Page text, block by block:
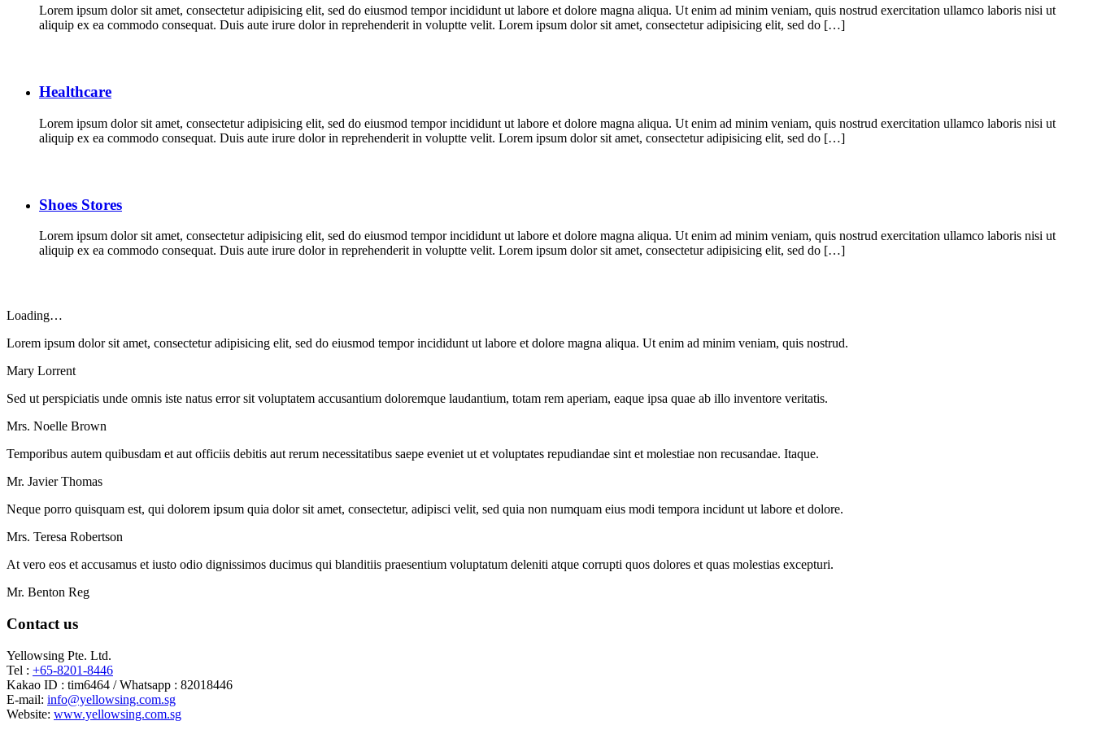
Lorem ipsum dolor sit amet, consectetur adipisicing elit, sed do eiusmod tempor incididunt ut labore et dolore magna aliqua. Ut enim ad minim veniam, quis nostrud exercitation ullamco laboris nisi ut
aliquip ex ea commodo consequat. Duis aute irure dolor in reprehenderit in voluptte velit. Lorem ipsum dolor sit amet, consectetur adipisicing elit, sed do […]
Healthcare
Lorem ipsum dolor sit amet, consectetur adipisicing elit, sed do eiusmod tempor incididunt ut labore et dolore magna aliqua. Ut enim ad minim veniam, quis nostrud exercitation ullamco laboris nisi ut
aliquip ex ea commodo consequat. Duis aute irure dolor in reprehenderit in voluptte velit. Lorem ipsum dolor sit amet, consectetur adipisicing elit, sed do […]
Shoes Stores
Lorem ipsum dolor sit amet, consectetur adipisicing elit, sed do eiusmod tempor incididunt ut labore et dolore magna aliqua. Ut enim ad minim veniam, quis nostrud exercitation ullamco laboris nisi ut
aliquip ex ea commodo consequat. Duis aute irure dolor in reprehenderit in voluptte velit. Lorem ipsum dolor sit amet, consectetur adipisicing elit, sed do […]
Loading…
Lorem ipsum dolor sit amet, consectetur adipisicing elit, sed do eiusmod tempor incididunt ut labore et dolore magna aliqua. Ut enim ad minim veniam, quis nostrud.
Mary Lorrent
Sed ut perspiciatis unde omnis iste natus error sit voluptatem accusantium doloremque laudantium, totam rem aperiam, eaque ipsa quae ab illo inventore veritatis.
Mrs. Noelle Brown
Temporibus autem quibusdam et aut officiis debitis aut rerum necessitatibus saepe eveniet ut et voluptates repudiandae sint et molestiae non recusandae. Itaque.
Mr. Javier Thomas
Neque porro quisquam est, qui dolorem ipsum quia dolor sit amet, consectetur, adipisci velit, sed quia non numquam eius modi tempora incidunt ut labore et dolore.
Mrs. Teresa Robertson
At vero eos et accusamus et iusto odio dignissimos ducimus qui blanditiis praesentium voluptatum deleniti atque corrupti quos dolores et quas molestias excepturi.
Mr. Benton Reg
Contact us
Yellowsing Pte. Ltd.
Tel : +65-8201-8446
Kakao ID : tim6464 / Whatsapp : 82018446
E-mail: info@yellowsing.com.sg
Website: www.yellowsing.com.sg